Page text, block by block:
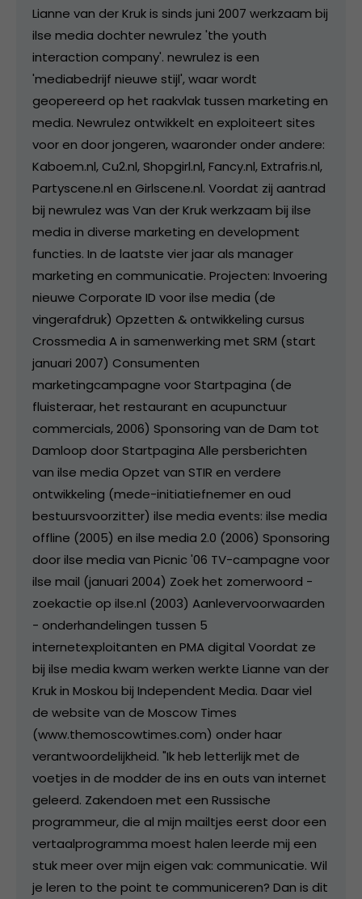
Lianne van der Kruk is sinds juni 2007 werkzaam bij
ilse media dochter newrulez 'the youth
interaction company'. newrulez is een
'mediabedrijf nieuwe stijl', waar wordt
geopereerd op het raakvlak tussen marketing en
media. Newrulez ontwikkelt en exploiteert sites
voor en door jongeren, waaronder onder andere:
Kaboem.nl, Cu2.nl, Shopgirl.nl, Fancy.nl, Extrafris.nl,
Partyscene.nl en Girlscene.nl. Voordat zij aantrad
bij newrulez was Van der Kruk werkzaam bij ilse
media in diverse marketing en development
functies. In de laatste vier jaar als manager
marketing en communicatie. Projecten: Invoering
nieuwe Corporate ID voor ilse media (de
vingerafdruk) Opzetten & ontwikkeling cursus
Crossmedia A in samenwerking met SRM (start
januari 2007) Consumenten
marketingcampagne voor Startpagina (de
fluisteraar, het restaurant en acupunctuur
commercials, 2006) Sponsoring van de Dam tot
Damloop door Startpagina Alle persberichten
van ilse media Opzet van STIR en verdere
ontwikkeling (mede-initiatiefnemer en oud
bestuursvoorzitter) ilse media events: ilse media
offline (2005) en ilse media 2.0 (2006) Sponsoring
door ilse media van Picnic '06 TV-campagne voor
ilse mail (januari 2004) Zoek het zomerwoord -
zoekactie op ilse.nl (2003) Aanlevervoorwaarden
- onderhandelingen tussen 5
internetexploitanten en PMA digital Voordat ze
bij ilse media kwam werken werkte Lianne van der
Kruk in Moskou bij Independent Media. Daar viel
de website van de Moscow Times
(www.themoscowtimes.com) onder haar
verantwoordelijkheid. "Ik heb letterlijk met de
voetjes in de modder de ins en outs van internet
geleerd. Zakendoen met een Russische
programmeur, die al mijn mailtjes eerst door een
vertaalprogramma moest halen leerde mij een
stuk meer over mijn eigen vak: communicatie. Wil
je leren to the point te communiceren? Dan is dit